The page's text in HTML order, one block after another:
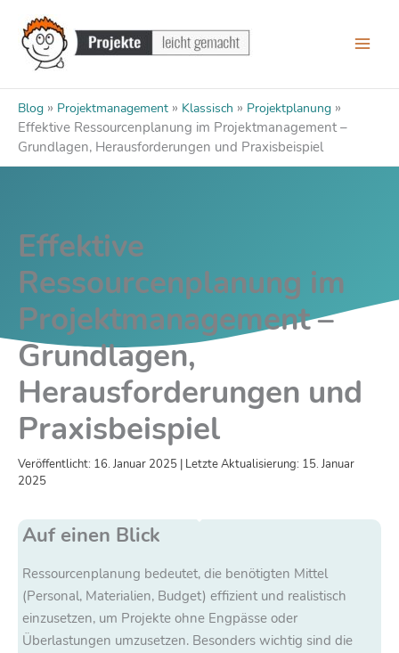
Inhalt
springen
Blog » Projektmanagement » Klassisch » Projektplanung »
Effektive Ressourcenplanung im Projektmanagement –
Grundlagen, Herausforderungen und Praxisbeispiel
Effektive
Ressourcenplanung im
Projektmanagement –
Grundlagen,
Herausforderungen und
Praxisbeispiel
Veröffentlicht: 16. Januar 2025 | Letzte Aktualisierung: 15. Januar
2025
Auf einen Blick
Ressourcenplanung bedeutet, die benötigten Mittel
(Personal, Materialien, Budget) effizient und realistisch
einzusetzen, um Projekte ohne Engpässe oder
Überlastungen umzusetzen. Besonders wichtig sind die